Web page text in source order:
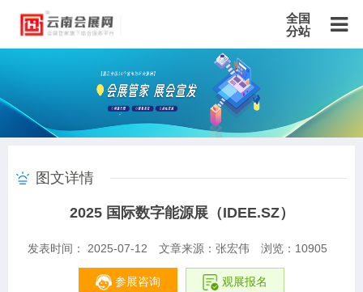
全国
分站
北京站 广东站 重庆站 天津站 江苏站
浙江站
安徽站
山东站 山西站 河南站 河北站
黑龙江站
甘肃站
新疆站
四川站
图文详情
2025 国际数字能源展（IDEE.SZ）
发表时间： 2025-07-12 文章来源：张宏伟 浏览： 10905
参展咨询 观展报名